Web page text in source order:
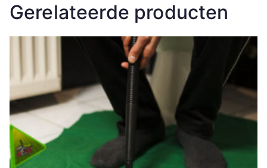
Gerelateerde producten